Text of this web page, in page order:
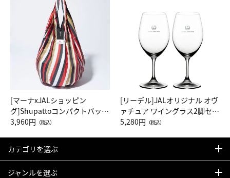
[マーナxJALショッピン
グ]Shupattoコンパクトバッグ
Drop JAL客室乗務員（LC）ス
3,960円 （税込）
[リーデル]JALオリジナル オヴ
ァチュア ワイングラス2脚セッ
ト（レッドワイン）
5,280円 （税込）
カテゴリを選ぶ
ジャンルを選ぶ